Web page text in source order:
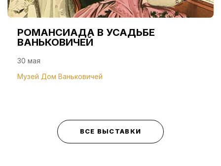
РОМАНСИАДА В УСАДЬБЕ
ВАНЬКОВИЧЕЙ
30 мая
Музей Дом Ваньковичей
ВСЕ ВЫСТАВКИ